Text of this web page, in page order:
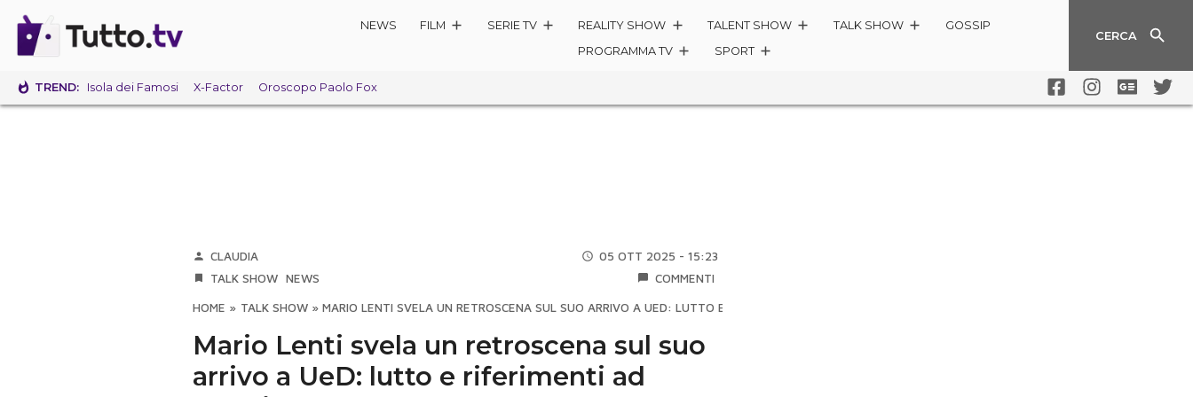
NEWS FILM SERIE TV REALITY SHOW TALENT SHOW TALK SHOW
GOSSIP
PROGRAMMA TV
SPORT
CERCA
TREND: Isola dei Famosi X-Factor Oroscopo Paolo Fox
CLAUDIA
05 OTT 2025 - 15:23
TALK SHOW NEWS COMMENTI
HOME » TALK SHOW » MARIO LENTI SVELA UN RETROSCENA SUL SUO ARRIVO A UED: LUTTO E RIFERIMENTI AD ALESSIO
Mario Lenti svela un retroscena sul suo
arrivo a UeD: lutto e riferimenti ad